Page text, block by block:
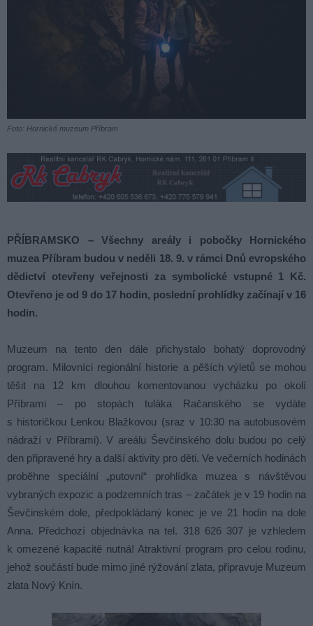
Foto: Hornické muzeum Příbram
PŘÍBRAMSKO – Všechny areály i pobočky Hornického
muzea Příbram budou v neděli 18. 9. v rámci Dnů evropského
dědictví otevřeny veřejnosti za symbolické vstupné 1 Kč.
Otevřeno je od 9 do 17 hodin, poslední prohlídky začínají v 16
hodin.
Muzeum na tento den dále přichystalo bohatý doprovodný
program. Milovníci regionální historie a pěších výletů se mohou
těšit na 12 km dlouhou komentovanou vycházku po okolí
Příbrami – po stopách tuláka Račanského se vydáte
s historičkou Lenkou Blažkovou (sraz v 10:30 na autobusovém
nádraží v Příbrami). V areálu Ševčinského dolu budou po celý
den připravené hry a další aktivity pro děti. Ve večerních hodinách
proběhne speciální „putovní“ prohlídka muzea s návštěvou
vybraných expozic a podzemních tras – začátek je v 19 hodin na
Ševčinském dole, předpokládaný konec je ve 21 hodin na dole
Anna. Předchozí objednávka na tel. 318 626 307 je vzhledem
k omezené kapacitě nutná! Atraktivní program pro celou rodinu,
jehož součástí bude mimo jiné rýžování zlata, připravuje Muzeum
zlata Nový Knín.